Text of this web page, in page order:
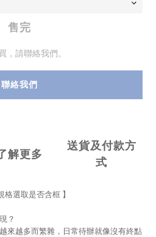
售完
，請聯絡我們。
聯絡我們
解更多
送貨及付款方
式
格選取是否含框 】
？
來越多而繁雜，日常待辦就像沒有終點